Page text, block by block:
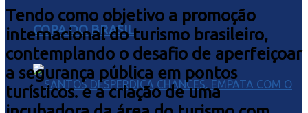
COPA DO BRASIL
Tendo como objetivo a promoção
internacional do turismo brasileiro,
contemplando o desafio de aperfeiçoar
a segurança pública em pontos
turísticos. e a criação de uma